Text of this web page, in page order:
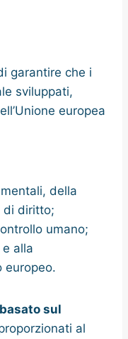
garantire che i
sviluppati,
europea
della
di diritto;
umano;
e alla
europeo.
sul
al